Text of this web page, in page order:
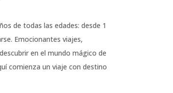
de todas las edades: desde 1
Emocionantes viajes,
en el mundo mágico de
comienza un viaje con destino